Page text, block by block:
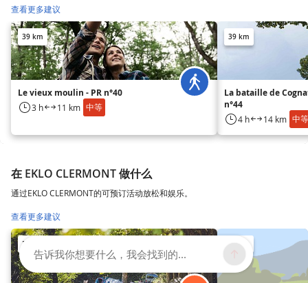
查看更多建议
39 km
Le vieux moulin - PR n°40
3 h 11 km 中等
39 km
La bataille de
n°44
4 h 14 km 中等
在 EKLO CLERMONT 做什么
通过EKLO CLERMONT的可预订活动放松和娱乐。
查看更多建议
37 km 39 km
告诉我你想要什么，我会找到的...